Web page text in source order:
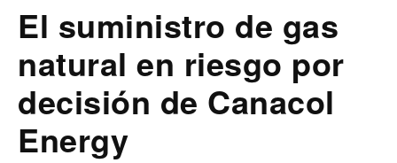
El suministro de gas
natural en riesgo por
decisión de Canacol
Energy